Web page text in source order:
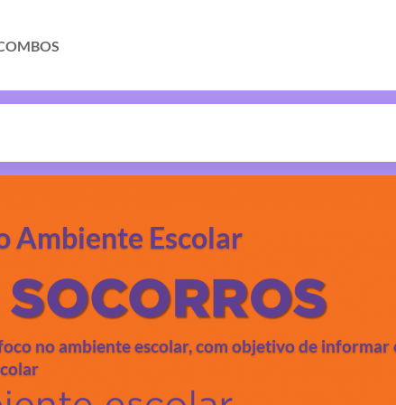
Ambiente Escolar
no ambiente escolar, com objetivo de informar